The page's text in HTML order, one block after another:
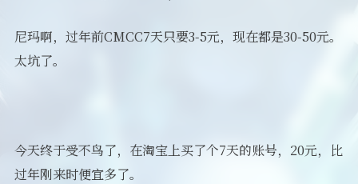
关于
尼玛啊，过年前CMCC7天只要3-5元，现在都是30-50元。
太坑了。
今天终于受不鸟了，在淘宝上买了个7天的账号，20元，比
过年刚来时便宜多了。